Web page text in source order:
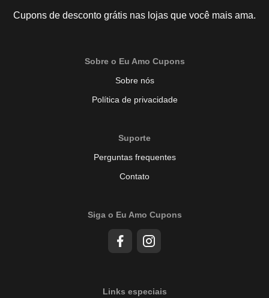
Cupons de desconto grátis nas lojas que você mais ama.
Sobre o Eu Amo Cupons
Sobre nós
Política de privacidade
Suporte
Perguntas frequentes
Contato
Siga o Eu Amo Cupons
Links especiais